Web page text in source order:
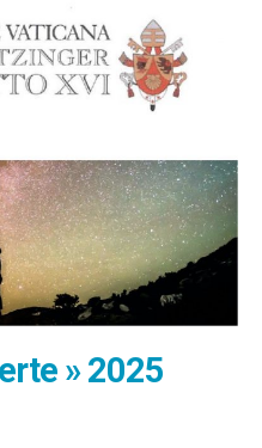
» 2025